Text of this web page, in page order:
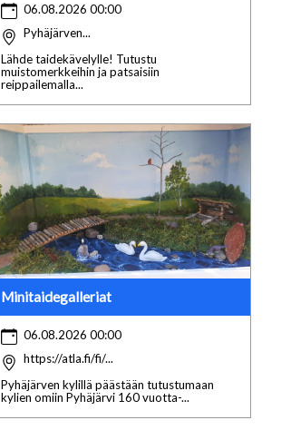
06.08.2026 00:00
Pyhäjärven...
Lähde taidekävelylle! Tutustu
muistomerkkeihin ja patsaisiin
reippailemalla...
Minitaidegalleriat
06.08.2026 00:00
https://atla.fi/fi/...
Pyhäjärven kylillä päästään tutustumaan
kylien omiin Pyhäjärvi 160 vuotta-...